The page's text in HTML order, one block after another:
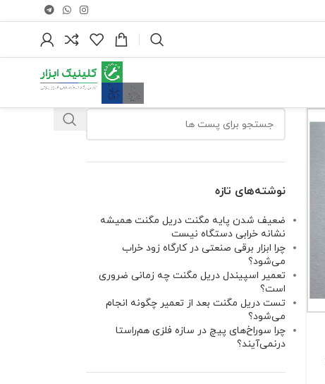
نوشته‌های تازه
ضعیف شدن پایه مگنت دریل مگنت همیشه
نشانه خرابی دستگاه نیست
چرا ابزار برقی صنعتی در کارگاه زود خراب
می‌شود؟
تعمیر اسپیندل دریل مگنت چه زمانی ضروری
است؟
تست دریل مگنت بعد از تعمیر چگونه انجام
می‌شود؟
چرا سوراخ‌های پیچ در سازه فلزی هم‌راستا
درنمی‌آیند؟